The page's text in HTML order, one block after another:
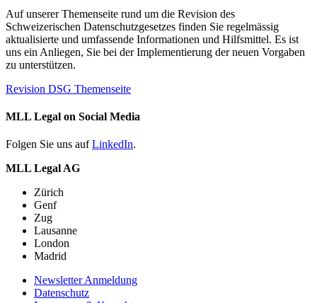
Auf unserer Themenseite rund um die Revision des
Schweizerischen Datenschutzgesetzes finden Sie regelmässig
aktualisierte und umfassende Informationen und Hilfsmittel. Es ist
uns ein Anliegen, Sie bei der Implementierung der neuen Vorgaben
zu unterstützen.
Revision DSG Themenseite
MLL Legal on Social Media
Folgen Sie uns aufLinkedIn.
MLL Legal AG
Zürich
Genf
Zug
Lausanne
London
Madrid
Newsletter Anmeldung
Datenschutz